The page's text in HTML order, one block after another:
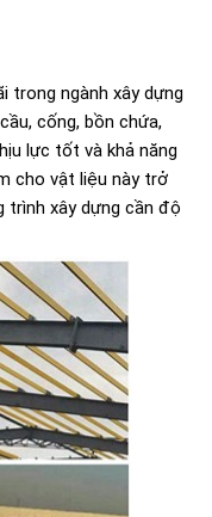
trong ngành xây dựng
cống, bồn chứa,
lực tốt và khả năng
cho vật liệu này trở
trình xây dựng cần độ